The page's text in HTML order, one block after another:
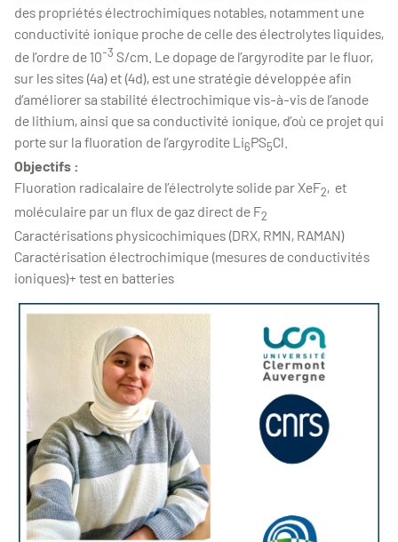
des propriétés électrochimiques notables, notamment une
conductivité ionique proche de celle des électrolytes liquides,
de l’ordre de 10-3 S/cm. Le dopage de l’argyrodite par le fluor,
sur les sites (4a) et (4d), est une stratégie développée afin
d’améliorer sa stabilité électrochimique vis-à-vis de l’anode
de lithium, ainsi que sa conductivité ionique, d’où ce projet qui
porte sur la fluoration de l’argyrodite Li6PS5Cl.
Objectifs :
Fluoration radicalaire de l’électrolyte solide par XeF2, et
moléculaire par un flux de gaz direct de F2
Caractérisations physicochimiques (DRX, RMN, RAMAN)
Caractérisation électrochimique (mesures de conductivités
ioniques)+ test en batteries